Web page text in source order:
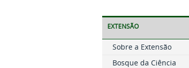
EXTENSÃO
Sobre a Extensão
Bosque da Ciência